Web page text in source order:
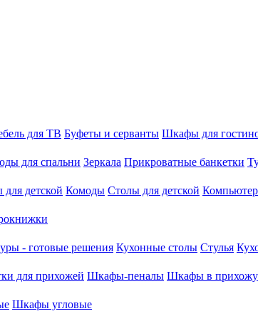
для ТВ Буфеты и серванты Шкафы для
для спальни Зеркала Прикроватные банкетки
детской Комоды Столы для детской
- готовые решения Кухонные столы Стулья
для прихожей Шкафы-пеналы Шкафы в
Шкафы угловые